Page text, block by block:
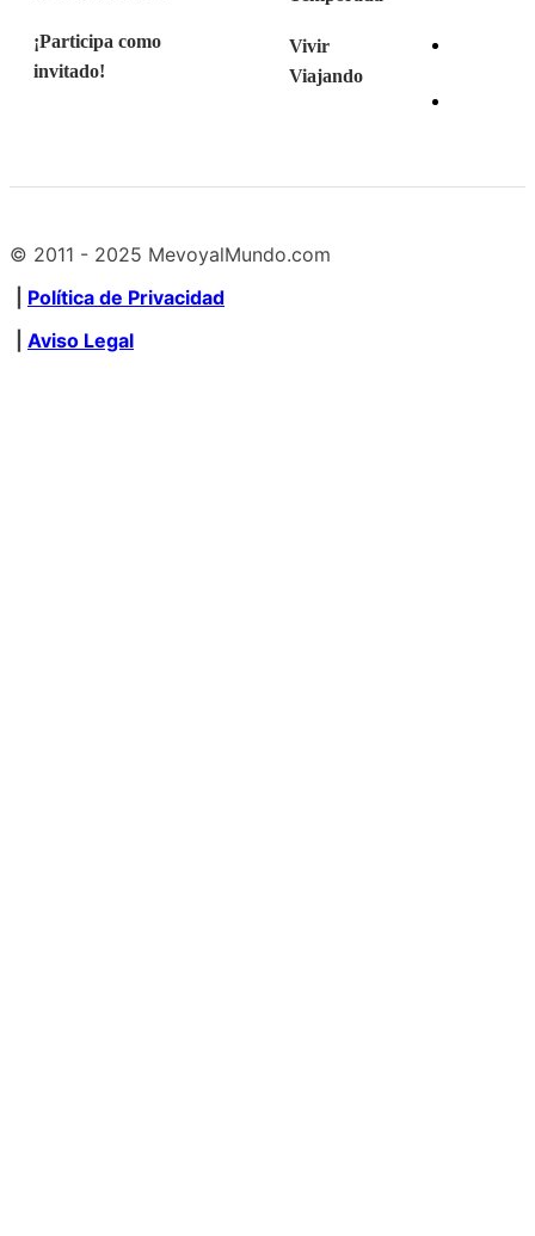
¡Participa como
invitado!
Vivir
Viajando
© 2011 - 2025 MevoyalMundo.com
Política de Privacidad
Aviso Legal